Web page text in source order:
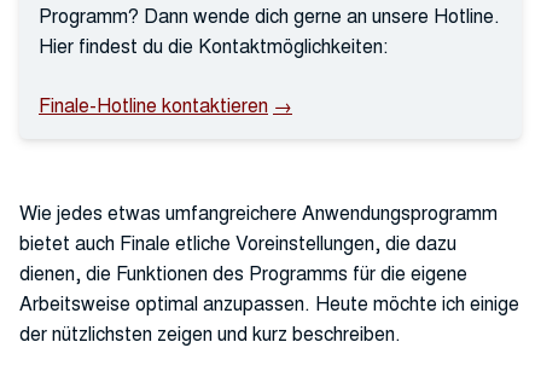
Programm? Dann wende dich gerne an unsere Hotline.
Hier findest du die Kontaktmöglichkeiten:
Finale-Hotline kontaktieren
Wie jedes etwas umfangreichere Anwendungsprogramm
bietet auch Finale etliche Voreinstellungen, die dazu
dienen, die Funktionen des Programms für die eigene
Arbeitsweise optimal anzupassen. Heute möchte ich einige
der nützlichsten zeigen und kurz beschreiben.